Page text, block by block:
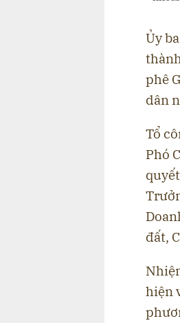
Ủy
phê
dân
Tổ
Phó
đất,
hiện